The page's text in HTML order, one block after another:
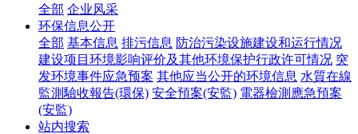
全部 企业风采
环保信息公开
全部 基本信息 排污信息 防治污染设施建设和运行情况
建设项目环境影响评价及其他环境保护行政许可情况 突
发环境事件应急预案 其他应当公开的环境信息 水質在線
監測驗收報告(環保) 安全預案(安監) 電器檢測應急預案
(安監)
站内搜索